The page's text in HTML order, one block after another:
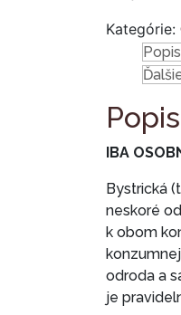
Kategórie:
Popis
Popis
IBA
Bystrická
neskoré
k obom
odroda a
je